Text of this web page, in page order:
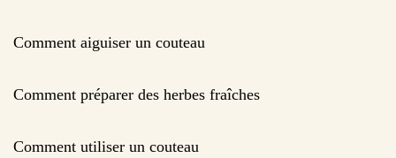
Comment aiguiser un couteau
Comment préparer des herbes fraîches
Comment utiliser un couteau